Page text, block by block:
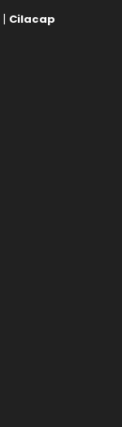
| Cilacap